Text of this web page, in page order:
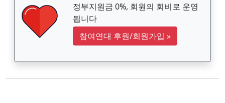
정부지원금 0%, 회원의 회비로 운영
됩니다
참여연대 후원/회원가입 »